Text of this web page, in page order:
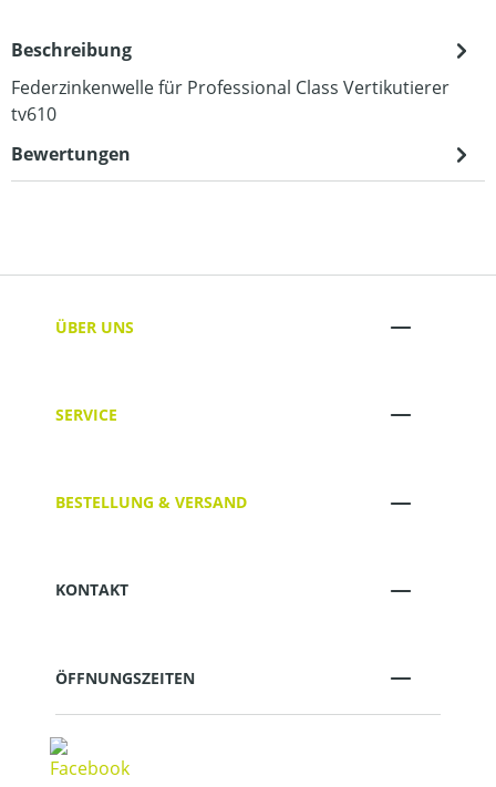
Beschreibung
Federzinkenwelle für Professional Class Vertikutierer
tv610
Bewertungen
ÜBER UNS
SERVICE
BESTELLUNG & VERSAND
KONTAKT
ÖFFNUNGSZEITEN